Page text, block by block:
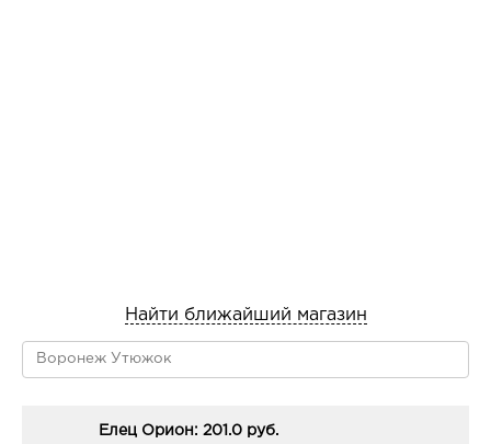
Найти ближайший магазин
Елец Орион: 201.0 руб.